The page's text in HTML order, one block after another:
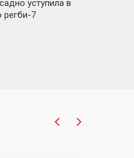
уступила в
регби-7